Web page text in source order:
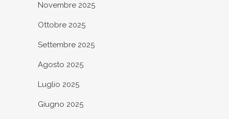
Novembre 2025
Ottobre 2025
Settembre 2025
Agosto 2025
Luglio 2025
Giugno 2025